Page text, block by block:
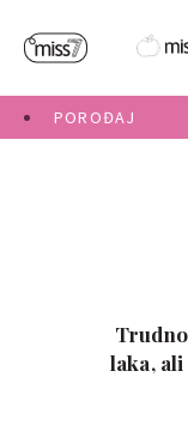
POROĐAJ
laka,